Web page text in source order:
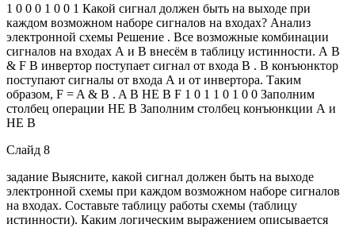
1 0 0 0 1 0 0 1 Какой сигнал должен быть на выходе при
каждом возможном наборе сигналов на входах? Анализ
электронной схемы Решение . Все возможные комбинации
сигналов на входах А и В внесём в таблицу истинности. А В
& F В инвертор поступает сигнал от входа В . В конъюнктор
поступают сигналы от входа А и от инвертора. Таким
образом, F = A & B . A B НЕ B F 1 0 1 1 0 1 0 0 Заполним
столбец операции НЕ В Заполним столбец конъюнкции А и
НЕ В
Слайд 8
задание Выясните, какой сигнал должен быть на выходе
электронной схемы при каждом возможном наборе сигналов
на входах. Составьте таблицу работы схемы (таблицу
истинности). Каким логическим выражением описывается